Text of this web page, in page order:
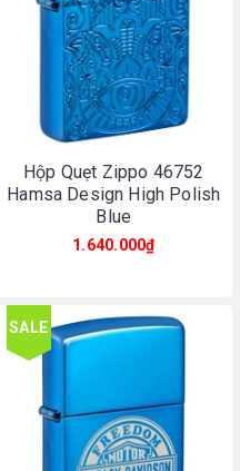
Hộp Quẹt Zippo 46752
Hamsa Design High Polish
Blue
1.640.000₫
SALE